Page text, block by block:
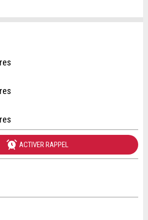
sont grandement appréciés!
plus valable
l'annonce
annonce à des amis.
*:
*:
ACTIVER RAPPEL